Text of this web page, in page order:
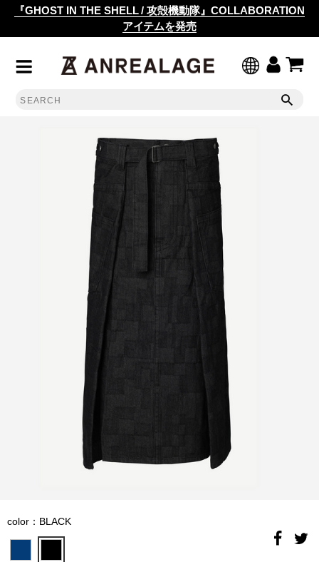
『GHOST IN THE SHELL / 攻殻機動隊』COLLABORATION
アイテムを発売
color：BLACK